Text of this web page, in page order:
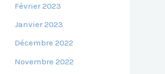
Février 2023
Janvier 2023
Décembre 2022
Novembre 2022